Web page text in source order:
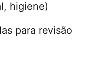
higiene)
para revisão